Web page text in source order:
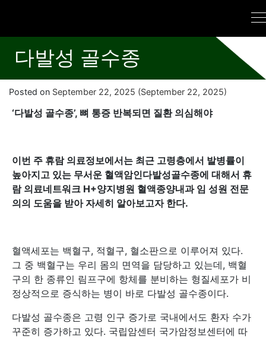
다발성 골수종
Posted on September 22, 2025 (September 22, 2025)
‘다발성 골수종’, 뼈 통증 반복되면 질환 의심해야
이번 주 휴람 의료정보에서는 최근 고령층에서 발병률이
높아지고 있는 무서운 혈액암인다발성골수종에 대해서 휴
람 의료네트워크 H+양지병원 혈액종양내과 임 성원 전문
의의 도움을 받아 자세히 알아보고자 한다.
혈액세포는 백혈구, 적혈구, 혈소판으로 이루어져 있다.
그 중 백혈구는 우리 몸의 면역을 담당하고 있는데, 백혈
구의 한 종류인 림프구에 항체를 분비하는 형질세포가 비
정상적으로 증식하는 병이 바로 다발성 골수종이다.
다발성 골수종은 고령 인구 증가로 국내에서도 환자 수가
꾸준히 증가하고 있다. 국립암센터 국가암정보센터에 따